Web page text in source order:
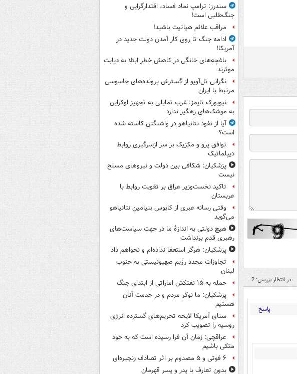
در انتظار بررسی: 2
پاسخ
سندرز: ترامپ نماد فساد، اقتدارگرایی و
جنگ‌طلبی است!
مراقب علائم هپاتیت باشید!
ادامه جنگ تا روی کار آمدن دولت جدید در
آمریکا!
باغچه‌های خانگی در کاهش خطر ابتلا به دیابت
موثرند
نگرانی تل‌آویو از گسترش پرونده‌های جاسوسی
مرتبط با ایران
نیویورک تایمز: غرب تمایلی به تجهیز اوکراین
به موشک‌های رهگیر ندارد
آیا از نفوذ نتانیاهو در واشنگتن کاسته شده
است؟
توافق پرو و مکزیک بر سر ازسرگیری روابط
دیپلماتیک
پزشکیان: شکافی بین دولت و نیروهای مسلح
نیست
تاکید نخست‌وزیر عراق بر تقویت روابط با
عربستان
وقتی رسانه عبری از کابوس بنیامین نتانیاهو
می‌گوید
هیچ دولتی به اندازۀ ما در جهت سیاست‌های
رهبری قدم برنداشت
پزشکیان: هرگز استعفا نداده‌ام و نخواهم داد
تجاوزات مجدد رژیم صهیونیستی به جنوب
لبنان
حمله به ۱۵ نفتکش‌ اماراتی از ابتدای جنگ
پزشکیان: ما نوکر مردم و در خدمت آنان
هستیم
سنای آمریکا لایحه تحریم‌های گسترده انرژی
روسیه را تصویب کرد
عراقچی: زمان آن فرا رسیده است که به خود
متکی باشیم
۶ فوتی و ۵ مصدوم بر اثر تصادف زنجیره‌ای
بدون تعارف با پدر و پسر قهرمان